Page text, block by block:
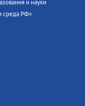
и науки
среда РФ»